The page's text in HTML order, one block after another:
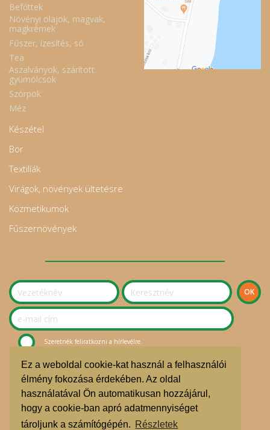
Ez a weboldal cookie-kat használ a felhasználói
élmény fokozása érdekében. Az oldal
használatával Ön automatikusan hozzájárul,
hogy a cookie-ban apró adatmennyiséget
tároljunk a számítógépén. Részletek
Befőttek
Növényi olajok, magvak,
magkrémek
Fűszer, ízesítés, só
Tea
Aszalványok, szárított
gyümölcsök
Szörpök
Méz
Készétel
Bor
Textilíák
Virágok, növények ültetésre
Kozmetikumok
Fűszernövények
Szeretnék feliratkozni a hírlevélre.
© Sziget Kosara Bevásárlóközösség 2020.
ÁSZF
Adatvédelmi nyilatkozat